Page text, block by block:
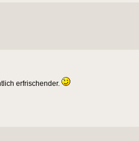
erfrischender.